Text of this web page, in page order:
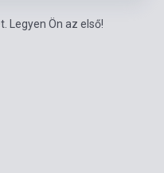
Legyen Ön az első!